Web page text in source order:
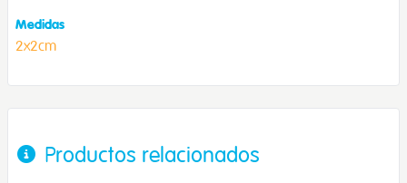
Medidas
2x2cm
Productos relacionados